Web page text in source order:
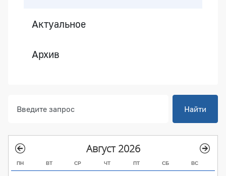
Актуальное
Архив
Найти
Август 2026
ПН ВТ СР ЧТ ПТ СБ ВС